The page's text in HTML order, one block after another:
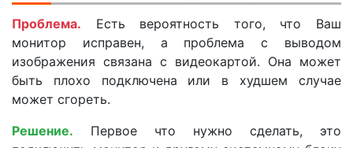
Проблема. Есть вероятность того, что Ваш
монитор исправен, а проблема с выводом
изображения связана с видеокартой. Она может
быть плохо подключена или в худшем случае
может сгореть.
Решение. Первое что нужно сделать, это